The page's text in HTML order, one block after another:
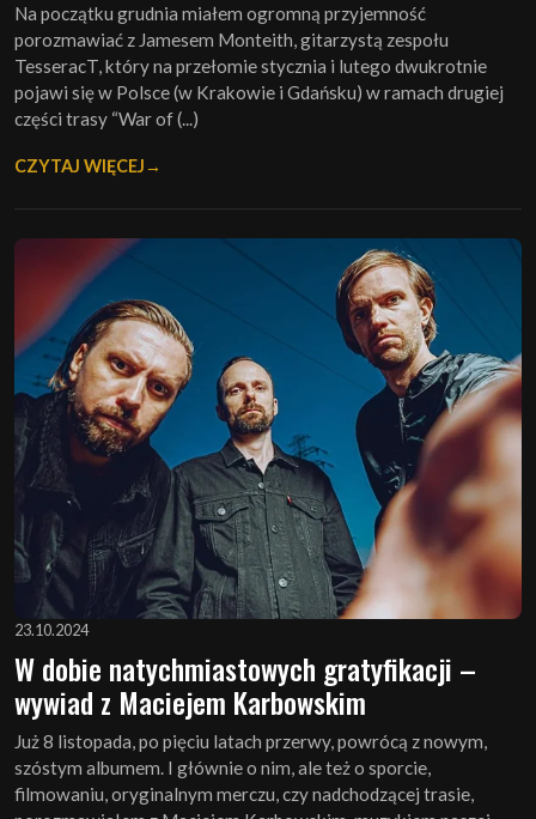
Na początku grudnia miałem ogromną przyjemność
porozmawiać z Jamesem Monteith, gitarzystą zespołu
TesseracT, który na przełomie stycznia i lutego dwukrotnie
pojawi się w Polsce (w Krakowie i Gdańsku) w ramach drugiej
części trasy “War of (...)
CZYTAJ WIĘCEJ
23.10.2024
W dobie natychmiastowych gratyfikacji –
wywiad z Maciejem Karbowskim
Już 8 listopada, po pięciu latach przerwy, powrócą z nowym,
szóstym albumem. I głównie o nim, ale też o sporcie,
filmowaniu, oryginalnym merczu, czy nadchodzącej trasie,